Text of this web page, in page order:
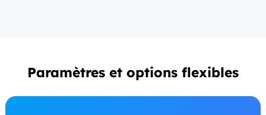
Paramètres et options flexibles